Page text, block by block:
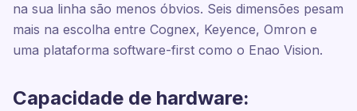
na sua linha são menos óbvios. Seis dimensões pesam
mais na escolha entre Cognex, Keyence, Omron e
uma plataforma software-first como o Enao Vision.
Capacidade de hardware: